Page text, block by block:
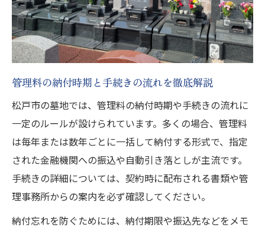
管理料の納付時期と手続きの流れを徹底解説
松戸市の墓地では、管理料の納付時期や手続きの流れに
一定のルールが設けられています。多くの場合、管理料
は毎年または数年ごとに一括して納付する形式で、指定
された金融機関への振込や自動引き落としが主流です。
手続きの詳細については、契約時に配布される書類や管
理事務所からの案内を必ず確認してください。
納付忘れを防ぐためには、納付期限や振込先などをメモ